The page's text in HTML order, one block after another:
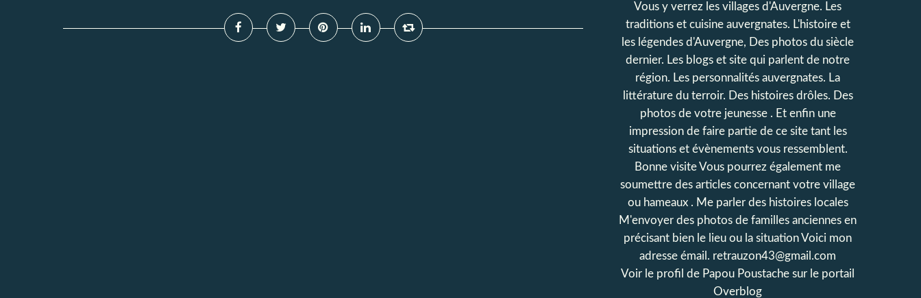
Vous y verrez les villages d'Auvergne. Les
traditions et cuisine auvergnates. L'histoire et
les légendes d'Auvergne, Des photos du siècle
dernier. Les blogs et site qui parlent de notre
région. Les personnalités auvergnates. La
littérature du terroir. Des histoires drôles. Des
photos de votre jeunesse . Et enfin une
impression de faire partie de ce site tant les
situations et évènements vous ressemblent.
Bonne visite Vous pourrez également me
soumettre des articles concernant votre village
ou hameaux . Me parler des histoires locales
M'envoyer des photos de familles anciennes en
précisant bien le lieu ou la situation Voici mon
adresse émail. retrauzon43@gmail.com
Voir le profil de Papou Poustache sur le portail
Overblog